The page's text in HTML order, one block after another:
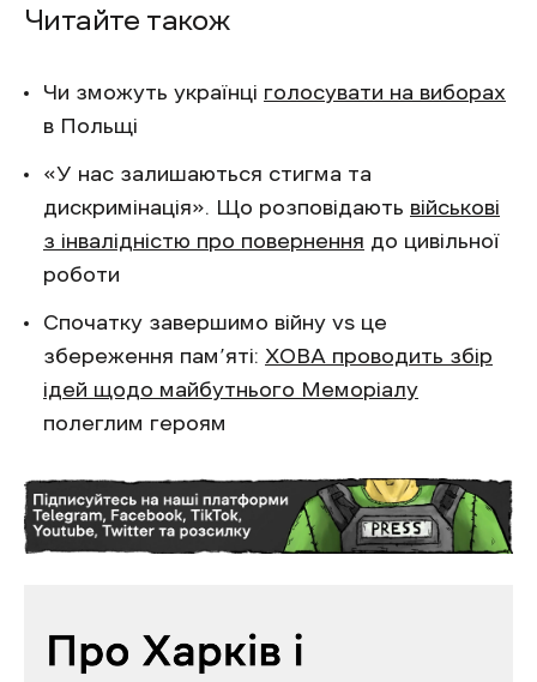
Читайте також
Чи зможуть українці голосувати на виборах
в Польщі
«У нас залишаються стигма та
дискримінація». Що розповідають військові
з інвалідністю про повернення до цивільної
роботи
Спочатку завершимо війну vs це
збереження пам’яті: ХОВА проводить збір
ідей щодо майбутнього Меморіалу
полеглим героям